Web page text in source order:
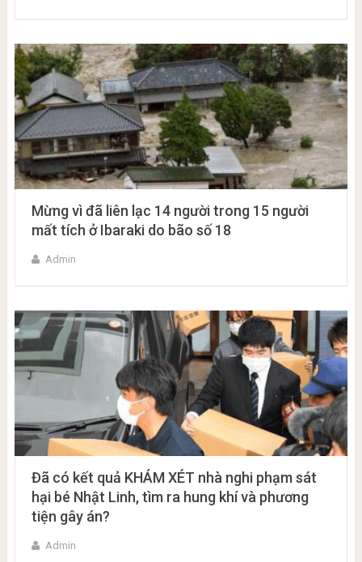
Mừng vì đã liên lạc 14 người trong 15 người
mất tích ở Ibaraki do bão số 18
Admin
Đã có kết quả KHÁM XÉT nhà nghi phạm sát
hại bé Nhật Linh, tìm ra hung khí và phương
tiện gây án?
Admin